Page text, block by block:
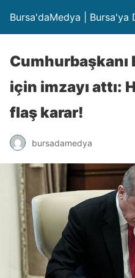
Bursa'daMedya | Bursa'ya
Cumhurbaşkanı
için imzayı attı:
flaş karar!
bursadamedya